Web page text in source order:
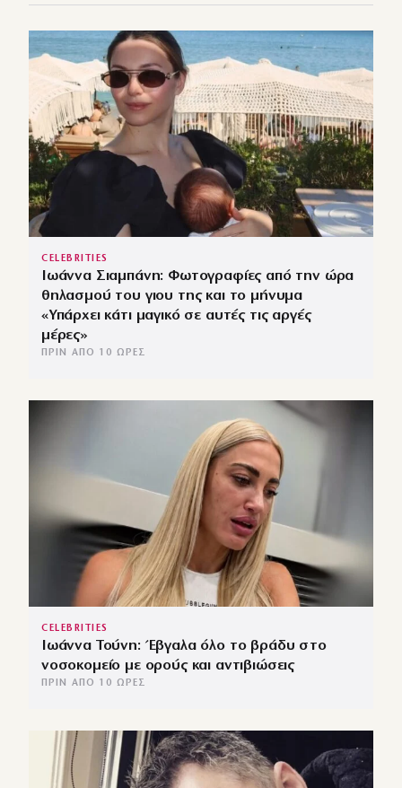
CELEBRITIES
Ιωάννα Σιαμπάνη: Φωτογραφίες από την ώρα
θηλασμού του γιου της και το μήνυμα
«Υπάρχει κάτι μαγικό σε αυτές τις αργές
μέρες»
ΠΡΙΝ ΑΠΌ 10 ΏΡΕΣ
CELEBRITIES
Ιωάννα Τούνη: Έβγαλα όλο το βράδυ στο
νοσοκομείο με ορούς και αντιβιώσεις
ΠΡΙΝ ΑΠΌ 10 ΏΡΕΣ